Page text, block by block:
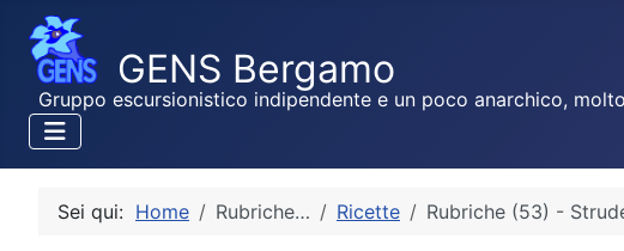
Gruppo escursionistico indipendente e un poco anarchico,
Sei qui: Home Rubriche… Ricette Rubriche (53) -